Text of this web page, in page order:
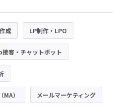
成 LP制作・LPO
接客・チャットボット
） メールマーケティング